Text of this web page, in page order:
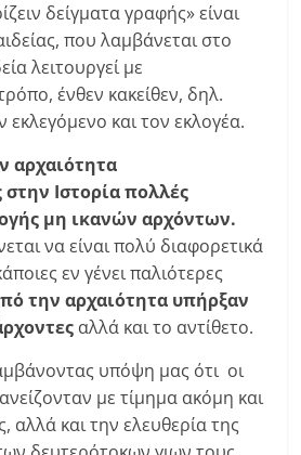
δείγματα γραφής» είναι
που λαμβάνεται στο
λειτουργεί με
ένθεν κακείθεν, δηλ.
εκλεγόμενο και τον εκλογέα.
αρχαιότητα
Ιστορία πολλές
μη ικανών αρχόντων.
να είναι πολύ διαφορετικά
εν γένει παλιότερες
την αρχαιότητα υπήρξαν
αλλά και το αντίθετο.
υπόψη μας ότι οι
με τίμημα ακόμη και
αλλά και την ελευθερία της